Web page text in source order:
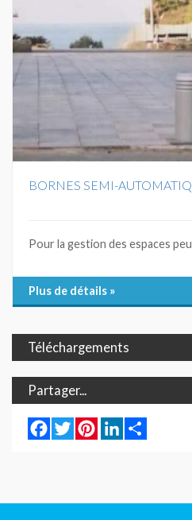
BORNES SEMI-
Pour la gestion des espaces
Plus de détails »
Téléchargements
Partager...
Facebook
TwitterPinterestLinkedIn